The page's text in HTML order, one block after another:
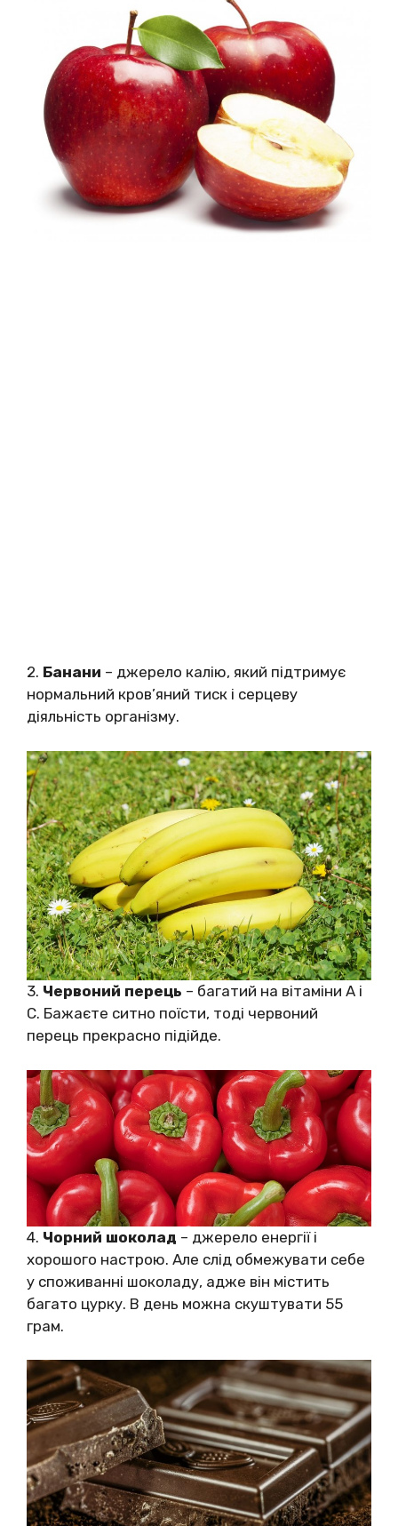
2. Банани – джерело калію, який підтримує
нормальний кров’яний тиск і серцеву
діяльність організму.
3. Червоний перець – багатий на вітаміни А і
С. Бажаєте ситно поїсти, тоді червоний
перець прекрасно підійде.
4. Чорний шоколад – джерело енергії і
хорошого настрою. Але слід обмежувати себе
у споживанні шоколаду, адже він містить
багато цурку. В день можна скуштувати 55
грам.